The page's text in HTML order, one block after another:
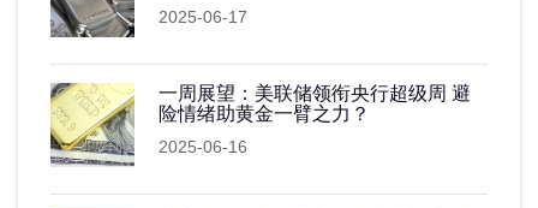
2025-06-17
一周展望：美联储领衔央行超级周 避
险情绪助黄金一臂之力？
2025-06-16